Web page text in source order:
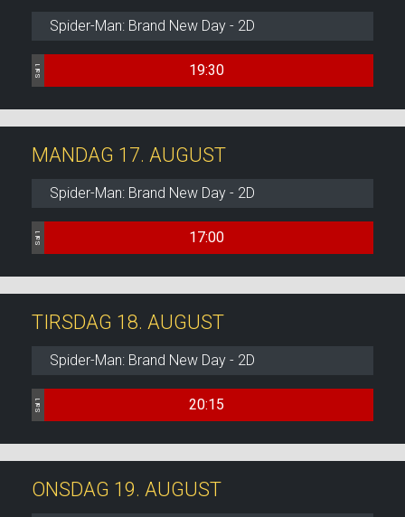
Spider-Man: Brand New Day - 2D
Sal 1 19:30
MANDAG 17. AUGUST
Spider-Man: Brand New Day - 2D
Sal 1 17:00
TIRSDAG 18. AUGUST
Spider-Man: Brand New Day - 2D
Sal 1 20:15
ONSDAG 19. AUGUST